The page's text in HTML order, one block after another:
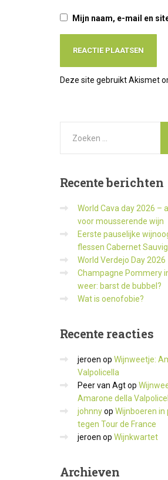
Mijn naam, e-mail en
Deze site gebruikt Akismet
Recenteberichten
World Cava day 2026 –
voor mousserende wijn
Eerste pauselijke
flessen Cabernet
World Verdejo Day 2026
Champagne Pommery
weer: barst de bubbel?
Wat is oenofobie?
Recente reacties
jeroen op Wijnweetje:
Valpolicella
Peer van Agtop
Amarone della
johnnyop Wijnboeren
tegen Tour de France
jeroen op Wijnkwartet
Archieven